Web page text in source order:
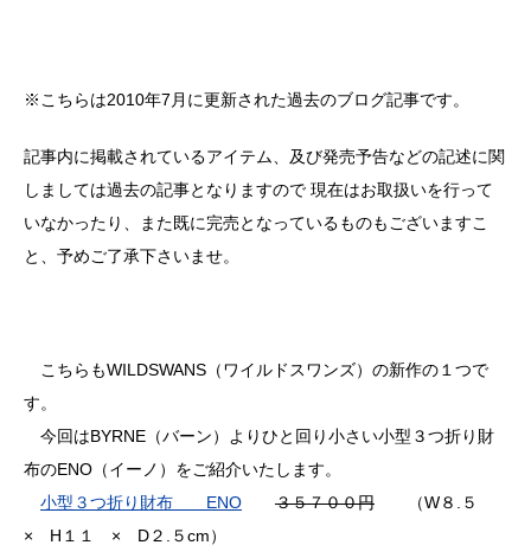
※こちらは2010年7月に更新された過去のブログ記事です。
記事内に掲載されているアイテム、及び発売予告などの記述に関
しましては過去の記事となりますので 現在はお取扱いを行って
いなかったり、また既に完売となっているものもございますこ
と、予めご了承下さいませ。
こちらもWILDSWANS（ワイルドスワンズ）の新作の１つで
す。
今回はBYRNE（バーン）よりひと回り小さい小型３つ折り財
布のENO（イーノ）をご紹介いたします。
小型３つ折り財布 ENO
３５７００円 （W８.５
× H１１ × D２.５cm）